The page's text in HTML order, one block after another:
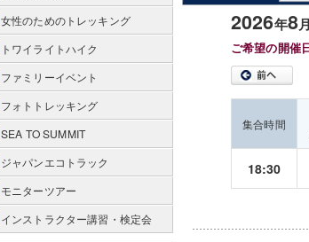
2026年8月
ご希望の開催
集合時間
18:30
女性のためのトレッキング
トワイライトハイク
ファミリーイベント
フォトトレッキング
SEA TO SUMMIT
ジャパンエコトラック
モニターツアー
インストラクター講習・検定会